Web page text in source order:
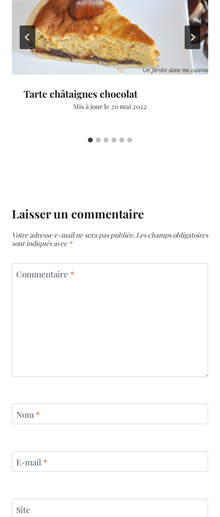
Tarte châtaignes chocolat
Mis à jour le 20 mai 2022
Laisser un commentaire
Votre adresse e-mail ne sera pas publiée. Les champs obligatoires
sont indiqués avec *
Commentaire *
Nom *
E-mail *
Site